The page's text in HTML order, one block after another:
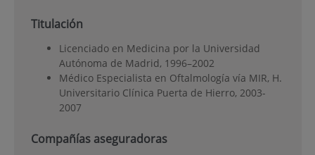
Titulación
Licenciado en Medicina por la Universidad
Autónoma de Madrid, 1996–2002
Médico Especialista en Oftalmología vía MIR, H.
Universitario Clínica Puerta de Hierro, 2003-
2007
Compañías aseguradoras